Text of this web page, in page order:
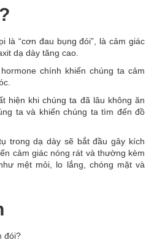
là “cơn đau bụng đói”, là cảm giác
dạ dày tăng cao.
chính khiến chúng ta cảm
hiện khi chúng ta đã lâu không ăn
ta và khiến chúng ta tìm đến đồ
trong dạ dày sẽ bắt đầu gây kích
cảm giác nóng rát và thường kèm
mệt mỏi, lo lắng, chóng mặt và
đói?